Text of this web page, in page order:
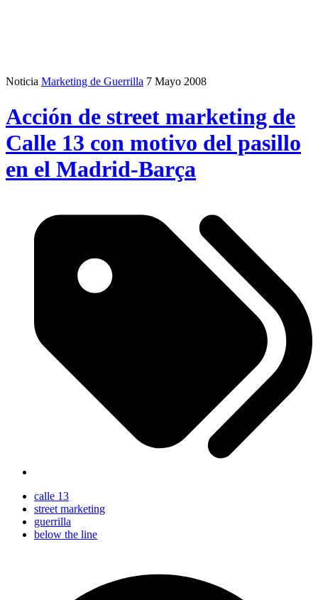
Noticia Marketing de Guerrilla 7 Mayo 2008
Acción de street marketing de
Calle 13 con motivo del pasillo
en el Madrid-Barça
calle 13
street marketing
guerrilla
below the line